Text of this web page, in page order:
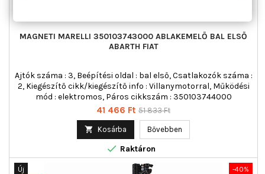
MAGNETI MARELLI 350103743000 ABLAKEMELŐ BAL ELSŐ
ABARTH FIAT
Ajtók száma : 3, Beépítési oldal : bal első, Csatlakozók száma :
2, Kiegészítő cikk/kiegészítő info : Villanymotorral, Működési
mód : elektromos, Páros cikkszám : 350103744000
Ár
41 466 Ft Normál
51 833 Ft
 Kosárba Bővebben
 Raktáron
-40%
Új